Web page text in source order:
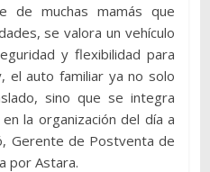
de muchas mamás que
se valora un vehículo
y flexibilidad para
el auto familiar ya no solo
sino que se integra
la organización del día a
Gerente de Postventa de
por Astara.